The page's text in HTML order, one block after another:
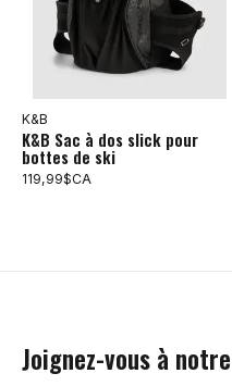
K&B
K&B Sac à dos slick pour
bottes de ski
119,99$CA
Joignez-vous à